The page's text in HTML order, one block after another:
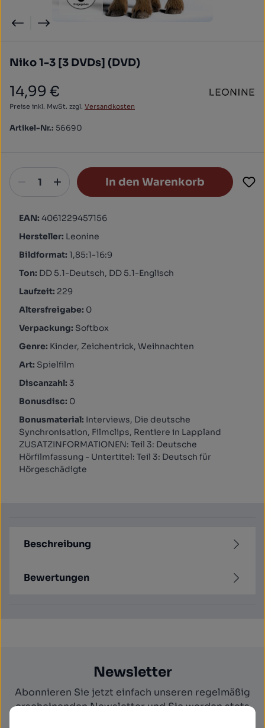
Niko 1-3 [3 DVDs] (DVD)
Regulärer Preis:
14,99 €
Preise inkl. MwSt. zzgl. Versandkosten
Artikel-Nr.: 56690
In den Warenkorb
EAN: 4061229457156
Hersteller: Leonine
Bildformat: 1,85:1-16:9
Ton: DD 5.1-Deutsch, DD 5.1-Englisch
Laufzeit: 229
Altersfreigabe: 0
Verpackung: Softbox
Genre: Kinder, Zeichentrick, Weihnachten
Art: Spielfilm
Discanzahl: 3
Bonusdisc: 0
Bonusmaterial: Interviews, Die deutsche
Synchronisation, Filmclips, Rentiere in Lappland
ZUSATZINFORMATIONEN: Teil 3: Deutsche
Hörfilmfassung - Untertitel: Teil 3: Deutsch für
Hörgeschädigte
Beschreibung
Bewertungen
Newsletter
Abonnieren Sie jetzt einfach unseren regelmäßig
erscheinenden Newsletter und Sie werden stets